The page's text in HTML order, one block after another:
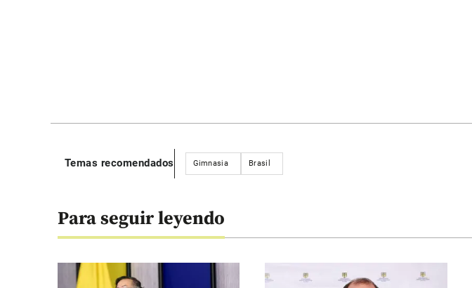
Temas recomendados Gimnasia Brasil
Para seguir leyendo